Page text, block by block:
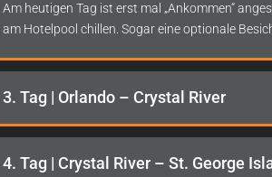
Am heutigen Tag ist erst mal „Ankommen“
am Hotelpool chillen. Sogar eine optionale
3. Tag | Orlando – Crystal River
4. Tag | Crystal River – St. George